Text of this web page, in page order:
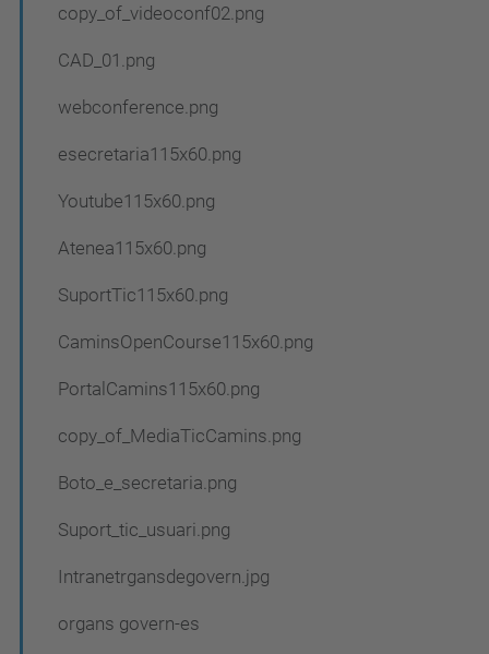
copy_of_videoconf02.png
CAD_01.png
webconference.png
esecretaria115x60.png
Youtube115x60.png
Atenea115x60.png
SuportTic115x60.png
CaminsOpenCourse115x60.png
PortalCamins115x60.png
copy_of_MediaTicCamins.png
Boto_e_secretaria.png
Suport_tic_usuari.png
Intranetrgansdegovern.jpg
organs govern-es